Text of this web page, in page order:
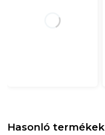
Hasonló termékek